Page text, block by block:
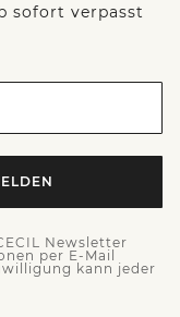
sofort verpasst
Newsletter
per E-Mail
kann jeder